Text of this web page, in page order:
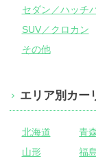
セダン／ハッチ
SUV／クロカン
その他
エリア別カー
北海道 青
山形
福